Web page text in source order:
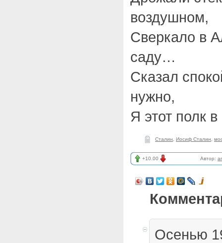
воздушном,
Сверкало в
саду…
Сказал
нужно,
Я этот полк в
Сталин Иосиф Сталин
+10.00 Автор:
Осенью